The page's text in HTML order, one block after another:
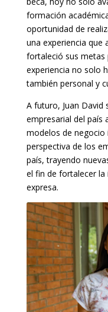
formación
oportunidad de
una experiencia que
fortaleció sus metas
experiencia no solo
también personal y
A futuro, Juan David
empresarial del país
modelos de negocio
perspectiva de los
país, trayendo
el fin de fortalecer la
expresa.